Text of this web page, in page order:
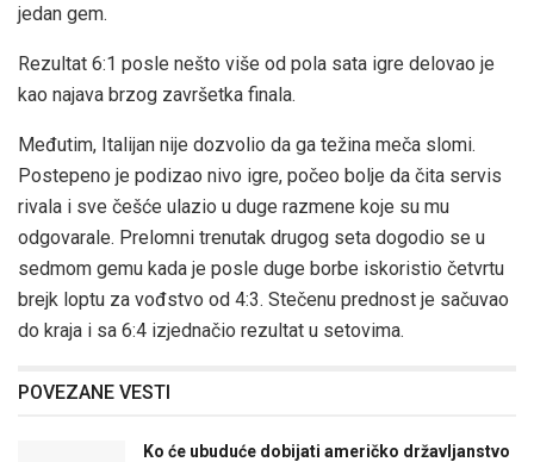
jedan gem.
Rezultat 6:1 posle nešto više od pola sata igre delovao je
kao najava brzog završetka finala.
Međutim, Italijan nije dozvolio da ga težina meča slomi.
Postepeno je podizao nivo igre, počeo bolje da čita servis
rivala i sve češće ulazio u duge razmene koje su mu
odgovarale. Prelomni trenutak drugog seta dogodio se u
sedmom gemu kada je posle duge borbe iskoristio četvrtu
brejk loptu za vođstvo od 4:3. Stečenu prednost je sačuvao
do kraja i sa 6:4 izjednačio rezultat u setovima.
POVEZANE VESTI
Ko će ubuduće dobijati američko državljanstvo